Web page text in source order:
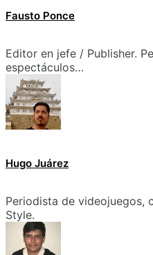
Fausto Ponce
Editor en jefe / Publisher.
espectáculos…
Hugo Juárez
Periodista de videojuegos,
Style.